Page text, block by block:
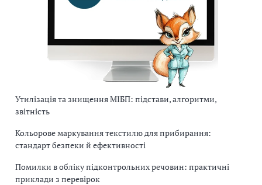
Утилізація та знищення МІБП: підстави, алгоритми,
звітність
Кольорове маркування текстилю для прибирання:
стандарт безпеки й ефективності
Помилки в обліку підконтрольних речовин: практичні
приклади з перевірок